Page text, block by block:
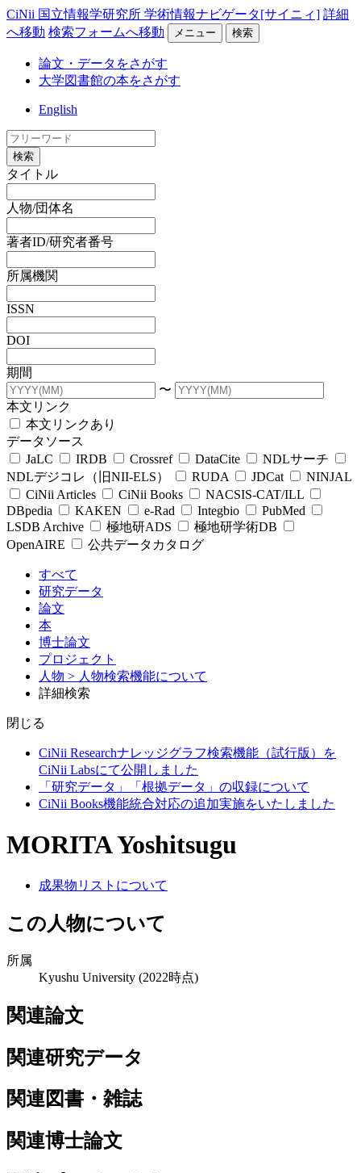
CiNii 国立情報学研究所 学術情報ナビゲータ[サイニィ] 詳細
へ移動 検索フォームへ移動 メニュー 検索
論文・データをさがす
大学図書館の本をさがす
English
検索
タイトル
人物/団体名
著者ID/研究者番号
所属機関
ISSN
DOI
期間
〜
本文リンク
本文リンクあり
データソース
JaLC
IRDB Crossref DataCite
NDLサーチ
NDLデジコレ（旧NII-ELS）
RUDA JDCat
NINJAL
CiNii Articles
CiNii Books
NACSIS-CAT/ILL
DBpedia
KAKEN e-Rad Integbio
PubMed
LSDB Archive
極地研ADS
極地研学術DB
OpenAIRE
公共データカタログ
すべて
研究データ
論文
本
博士論文
プロジェクト
人物 > 人物検索機能について
詳細検索
閉じる
CiNii Researchナレッジグラフ検索機能（試行版）を
CiNii Labsにて公開しました
「研究データ」「根拠データ」の収録について
CiNii Books機能統合対応の追加実施をいたしました
MORITA Yoshitsugu
成果物リストについて
この人物について
所属
Kyushu University (2022時点)
関連論文
関連研究データ
関連図書・雑誌
関連博士論文